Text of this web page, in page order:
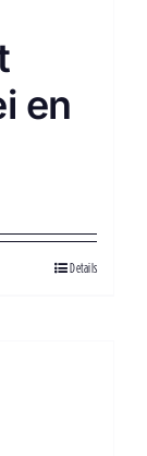
en
Details